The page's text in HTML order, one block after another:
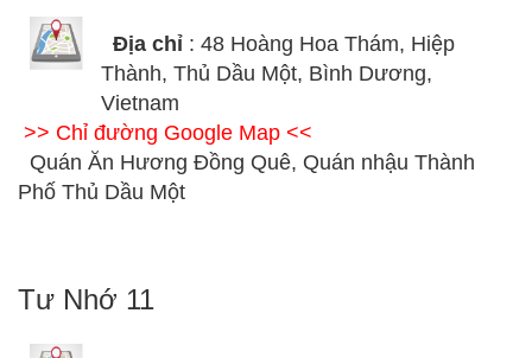
Địa chỉ : 48 Hoàng Hoa Thám, Hiệp
Thành, Thủ Dầu Một, Bình Dương,
Vietnam
>> Chỉ đường Google Map <<
Quán Ăn Hương Đồng Quê, Quán nhậu Thành
Phố Thủ Dầu Một
Tư Nhớ 11